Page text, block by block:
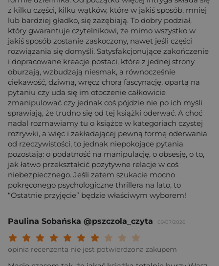
z kilku części, kilku wątków, które w jakiś sposób, mniej
lub bardziej gładko, się zazębiają. To dobry podział,
który gwarantuje czytelnikowi, że mimo wszystko w
jakiś sposób zostanie zaskoczony, nawet jeśli części
rozwiązania się domyśli. Satysfakcjonujące zakończenie
i dopracowane kreacje postaci, które z jednej strony
oburzają, wzbudzają niesmak, a równocześnie
ciekawość, dziwną, wręcz chorą fascynację, opartą na
pytaniu czy uda się im otoczenie całkowicie
zmanipulować czy jednak coś pójdzie nie po ich myśli
sprawiają, że trudno się od tej książki oderwać. A choć
nadal rozmawiamy tu o książce w kategoriach czystej
rozrywki, a więc i zakładającej pewną formę oderwania
od rzeczywistości, to jednak niepokojące pytania
pozostają: o podatność na manipulację, o obsesję, o to,
jak łatwo przekształcić pozytywne relacje w coś
niebezpiecznego. Jeśli zatem szukacie mocno
pokręconego psychologiczne thrillera na lato, to
“Ostatnie przyjęcie” będzie właściwym wyborem!
Paulina Sobańska @pszczola_czyta 09/07/2026
Twoja ocena:
Twoja ocena: Wybitna 9/
Twoja ocena: Rewelacyjna 8/
Twoja ocena: Bardzo dobra 7/10"
Twoja ocena: Dobra 6/10"
Twoja ocena: Przeciętna 5/10"
Twoja ocena: Może być 4/10"
Twoja ocena: Słaba 3/10"
Twoja ocena: Bardzo słaba 2/10"
Twoja ocena: Beznadziejna 1/10"
opinia recenzenta nie jest potwierdzona zakupem